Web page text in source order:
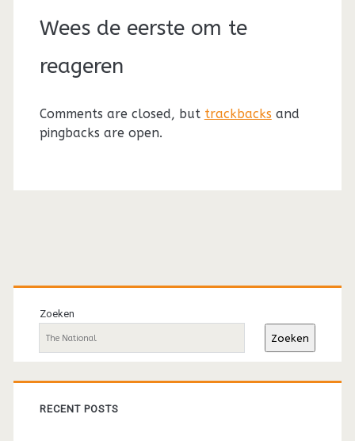
Wees de eerste om te
reageren
Comments are closed, but trackbacks and
pingbacks are open.
Primaire
sidebar
Zoeken
Zoeken
RECENT POSTS